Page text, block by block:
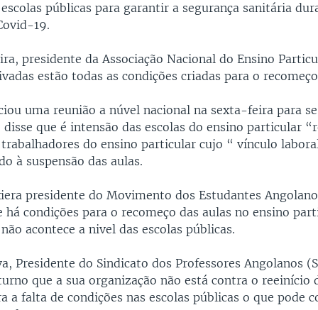
públicas para garantir a segurança sanitária
19.
presidente da Associação Nacional do Ensino
estão todas as condições criadas para o
uma reunião a núvel nacional na sexta-feira para
que é intensão das escolas do ensino particular
do ensino particular cujo “ vínculo
à suspensão das aulas.
presidente do Movimento dos Estudantes
há condições para o recomeço das aulas no ensino
acontece a nivel das escolas públicas.
Presidente do Sindicato dos Professores Angolanos
que a sua organização não está contra o reeinício
a falta de condições nas escolas públicas o que pode